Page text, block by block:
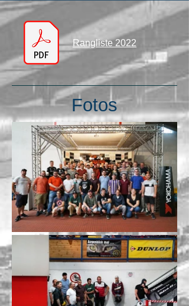
Rangliste 2022
Fotos